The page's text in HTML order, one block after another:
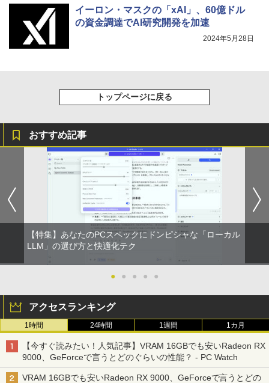
イーロン・マスクの「xAI」、60億ドル
の資金調達でAI研究開発を加速
2024年5月28日
トップページに戻る
おすすめ記事
【特集】あなたのPCスペックにドンピシャな「ローカル
LLM」の選び方と快適化テク
● ● ● ● ●
アクセスランキング
1時間 24時間 1週間 1カ月
【今すぐ読みたい！人気記事】VRAM 16GBでも安いRadeon RX
9000、GeForceで言うとどのぐらいの性能？ - PC Watch
VRAM 16GBでも安いRadeon RX 9000、GeForceで言うとどの